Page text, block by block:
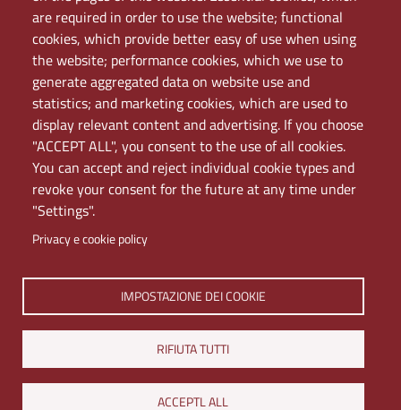
are required in order to use the website; functional
cookies, which provide better easy of use when using
the website; performance cookies, which we use to
generate aggregated data on website use and
statistics; and marketing cookies, which are used to
display relevant content and advertising. If you choose
"ACCEPT ALL", you consent to the use of all cookies.
You can accept and reject individual cookie types and
revoke your consent for the future at any time under
"Settings".
Privacy e cookie policy
IMPOSTAZIONE DEI COOKIE
RIFIUTA TUTTI
ACCEPTL ALL
Mappa del sito
PEC
Rete Wi-Fi Eduroam
Servizio Proxy
Guida all’uso del portale
Università di Napoli L'Orientale. Palazzo Du Mesnil -
Via Chiatamone 61/62 - 80121 Napoli
Tel. +390816909000 | Partita IVA 00297640633 | PEC:
ateneo@pec.unior.it
Iscrizione al REA - CCIAA di Napoli n. NA-1112377